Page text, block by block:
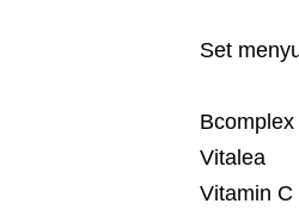
Set
Vitalea
Vitamin